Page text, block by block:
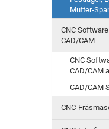
Mutter-
CNC
CAD/CAM
CNC
CAD/CAM
CAD/CAM
CNC-